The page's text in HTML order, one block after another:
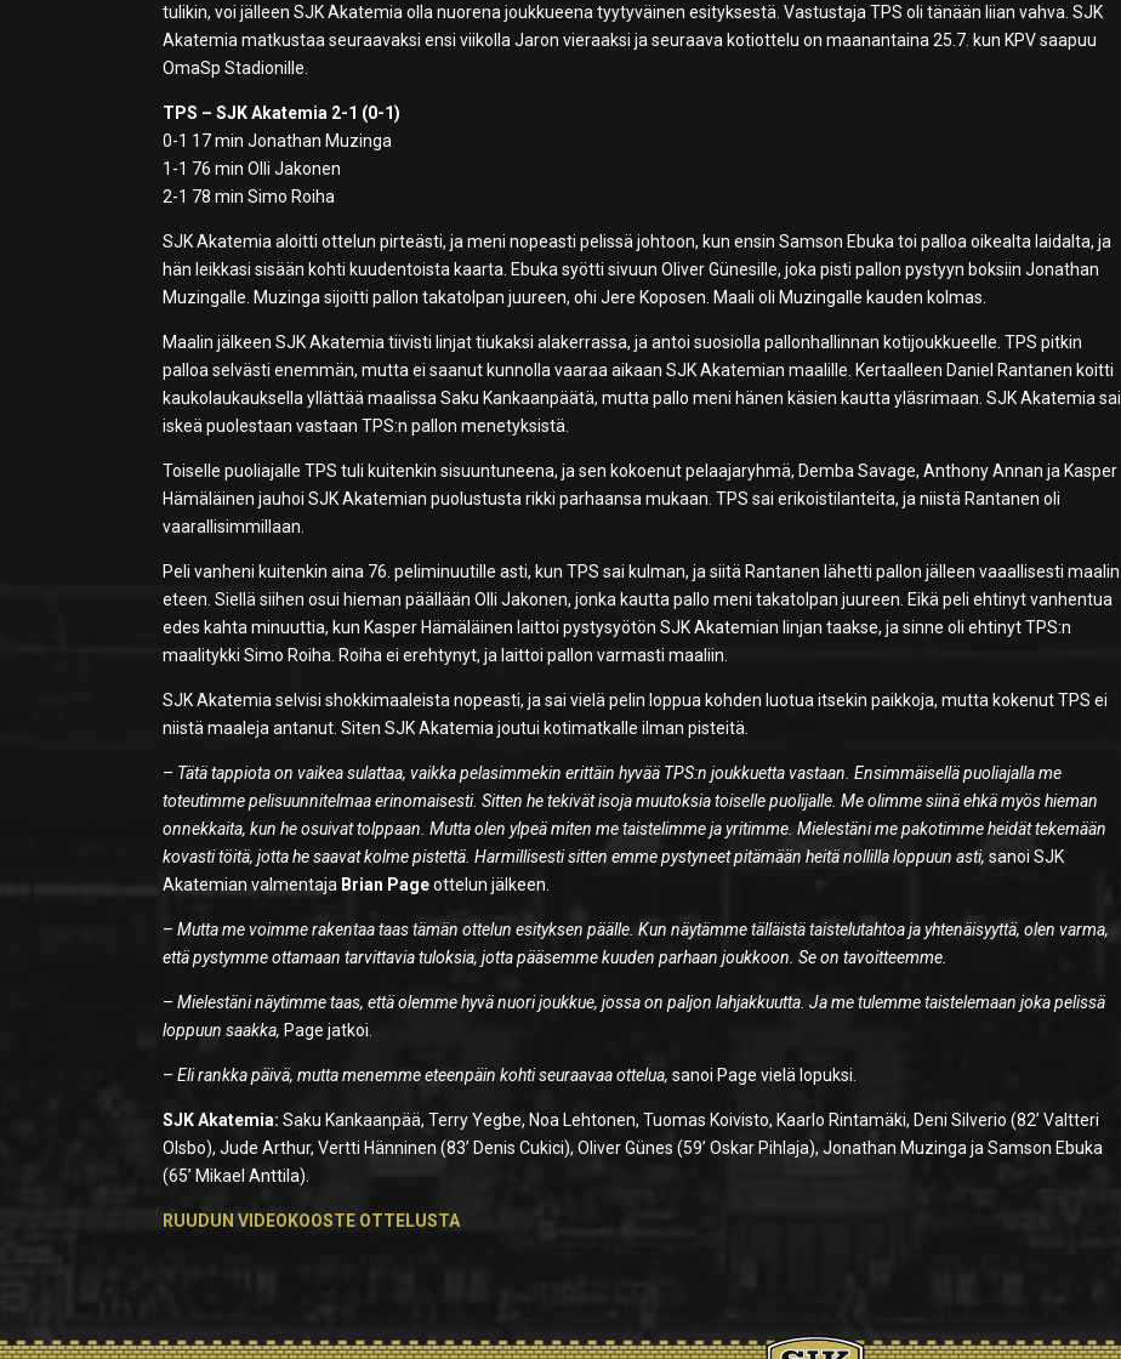
tulikin, voi jälleen SJK Akatemia olla nuorena joukkueena tyytyväinen esityksestä. Vastustaja TPS oli tänään liian vahva. SJK
Akatemia matkustaa seuraavaksi ensi viikolla Jaron vieraaksi ja seuraava kotiottelu on maanantaina 25.7. kun KPV saapuu
OmaSp Stadionille.
TPS – SJK Akatemia 2-1 (0-1)
0-1 17 min Jonathan Muzinga
1-1 76 min Olli Jakonen
2-1 78 min Simo Roiha
SJK Akatemia aloitti ottelun pirteästi, ja meni nopeasti pelissä johtoon, kun ensin Samson Ebuka toi palloa oikealta laidalta, ja
hän leikkasi sisään kohti kuudentoista kaarta. Ebuka syötti sivuun Oliver Günesille, joka pisti pallon pystyyn boksiin Jonathan
Muzingalle. Muzinga sijoitti pallon takatolpan juureen, ohi Jere Koposen. Maali oli Muzingalle kauden kolmas.
Maalin jälkeen SJK Akatemia tiivisti linjat tiukaksi alakerrassa, ja antoi suosiolla pallonhallinnan kotijoukkueelle. TPS pitkin
palloa selvästi enemmän, mutta ei saanut kunnolla vaaraa aikaan SJK Akatemian maalille. Kertaalleen Daniel Rantanen koitti
kaukolaukauksella yllättää maalissa Saku Kankaanpäätä, mutta pallo meni hänen käsien kautta yläsrimaan. SJK Akatemia sai
iskeä puolestaan vastaan TPS:n pallon menetyksistä.
Toiselle puoliajalle TPS tuli kuitenkin sisuuntuneena, ja sen kokoenut pelaajaryhmä, Demba Savage, Anthony Annan ja Kasper
Hämäläinen jauhoi SJK Akatemian puolustusta rikki parhaansa mukaan. TPS sai erikoistilanteita, ja niistä Rantanen oli
vaarallisimmillaan.
Peli vanheni kuitenkin aina 76. peliminuutille asti, kun TPS sai kulman, ja siitä Rantanen lähetti pallon jälleen vaaallisesti maalin
eteen. Siellä siihen osui hieman päällään Olli Jakonen, jonka kautta pallo meni takatolpan juureen. Eikä peli ehtinyt vanhentua
edes kahta minuuttia, kun Kasper Hämäläinen laittoi pystysyötön SJK Akatemian linjan taakse, ja sinne oli ehtinyt TPS:n
maalitykki Simo Roiha. Roiha ei erehtynyt, ja laittoi pallon varmasti maaliin.
SJK Akatemia selvisi shokkimaaleista nopeasti, ja sai vielä pelin loppua kohden luotua itsekin paikkoja, mutta kokenut TPS ei
niistä maaleja antanut. Siten SJK Akatemia joutui kotimatkalle ilman pisteitä.
– Tätä tappiota on vaikea sulattaa, vaikka pelasimmekin erittäin hyvää TPS:n joukkuetta vastaan. Ensimmäisellä puoliajalla me
toteutimme pelisuunnitelmaa erinomaisesti. Sitten he tekivät isoja muutoksia toiselle puolijalle. Me olimme siinä ehkä myös hieman
onnekkaita, kun he osuivat tolppaan. Mutta olen ylpeä miten me taistelimme ja yritimme. Mielestäni me pakotimme heidät tekemään
kovasti töitä, jotta he saavat kolme pistettä. Harmillisesti sitten emme pystyneet pitämään heitä nollilla loppuun asti, sanoi SJK
Akatemian valmentaja Brian Pageottelun jälkeen.
–Mutta me voimme rakentaa taas tämän ottelun esityksen päälle. Kun näytämme tälläistä taistelutahtoa ja yhtenäisyyttä, olen varma,
että pystymme ottamaan tarvittavia tuloksia, jotta pääsemme kuuden parhaan joukkoon. Se on tavoitteemme.
–Mielestäni näytimme taas, että olemme hyvä nuori joukkue, jossa on paljon lahjakkuutta. Ja me tulemme taistelemaan joka pelissä
loppuun saakka, Page jatkoi.
–Eli rankka päivä, mutta menemme eteenpäin kohti seuraavaa ottelua, sanoi Page vielä lopuksi.
SJK Akatemia: Saku Kankaanpää, Terry Yegbe, Noa Lehtonen, Tuomas Koivisto, Kaarlo Rintamäki, Deni Silverio (82’ Valtteri
Olsbo), Jude Arthur, Vertti Hänninen (83’ Denis Cukici), Oliver Günes (59’ Oskar Pihlaja), Jonathan Muzinga ja Samson Ebuka
(65’ Mikael Anttila).
RUUDUN VIDEOKOOSTE OTTELUSTA